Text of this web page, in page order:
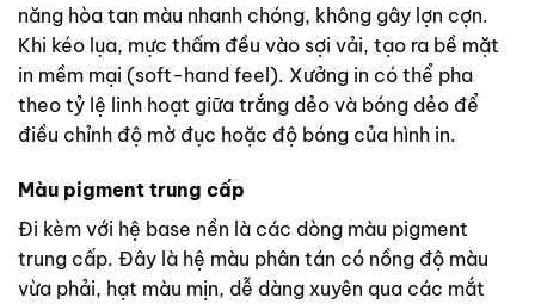
năng hòa tan màu nhanh chóng, không gây lợn cợn.
Khi kéo lụa, mực thấm đều vào sợi vải, tạo ra bề mặt
in mềm mại (soft-hand feel). Xưởng in có thể pha
theo tỷ lệ linh hoạt giữa trắng dẻo và bóng dẻo để
điều chỉnh độ mờ đục hoặc độ bóng của hình in.
Màu pigment trung cấp
Đi kèm với hệ base nền là các dòng màu pigment
trung cấp. Đây là hệ màu phân tán có nồng độ màu
vừa phải, hạt màu mịn, dễ dàng xuyên qua các mắt